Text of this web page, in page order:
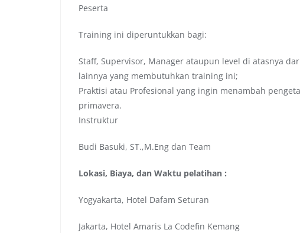
Peserta
Training ini diperuntukkan bagi:
Staff, Supervisor, Manager ataupun level di atasnya
lainnya yang membutuhkan training ini;
Praktisi atau Profesional yang ingin menambah
primavera.
Instruktur
Budi Basuki, ST.,M.Eng dan Team
Lokasi, Biaya, dan Waktu pelatihan :
Yogyakarta, Hotel Dafam Seturan
Jakarta, Hotel Amaris La Codefin Kemang